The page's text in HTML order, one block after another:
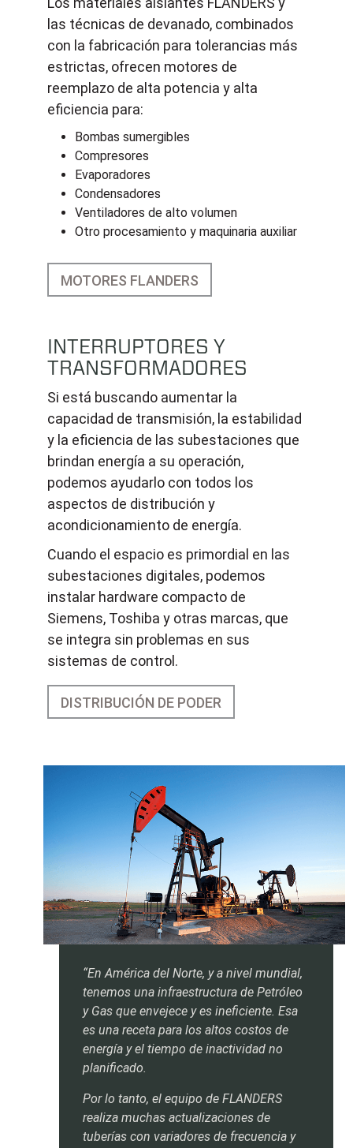
las técnicas de devanado, combinados
con la fabricación para tolerancias más
estrictas, ofrecen motores de
reemplazo de alta potencia y alta
eficiencia para:
Bombas sumergibles
Compresores
Evaporadores
Condensadores
Ventiladores de alto volumen
Otro procesamiento y maquinaria auxiliar
MOTORES FLANDERS
INTERRUPTORES Y
TRANSFORMADORES
Si está buscando aumentar la
capacidad de transmisión, la estabilidad
y la eficiencia de las subestaciones que
brindan energía a su operación,
podemos ayudarlo con todos los
aspectos de distribución y
acondicionamiento de energía.
Cuando el espacio es primordial en las
subestaciones digitales, podemos
instalar hardware compacto de
Siemens, Toshiba y otras marcas, que
se integra sin problemas en sus
sistemas de control.
DISTRIBUCIÓN DE PODER
“En América del Norte, y a nivel mundial,
tenemos una infraestructura de Petróleo
y Gas que envejece y es ineficiente. Esa
es una receta para los altos costos de
energía y el tiempo de inactividad no
planificado.
Por lo tanto, el equipo de FLANDERS
realiza muchas actualizaciones de
tuberías con variadores de frecuencia y